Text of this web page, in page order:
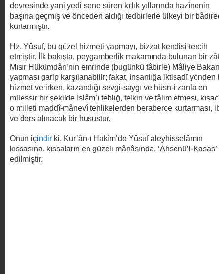
devresinde yani yedi sene süren kıtlık yıllarında hazînenin
başına geçmiş ve önceden aldığı tedbirlerle ülkeyi bir
kurtarmıştır.
Hz. Yûsuf, bu güzel hizmeti yapmayı, bizzat kendisi tercih
etmiştir. İlk bakışta, peygamberlik makamında bulunan bir
Mısır Hükümdârı’nın emrinde (bugünkü tâbirle) Mâliye
yapması garip karşılanabilir; fakat, insanlığa iktisadî yönden
hizmet verirken, kazandığı sevgi-saygı ve hüsn-i zanla en
müessir bir şekilde İslâm’ı tebliğ, telkin ve tâlim etmesi,
o milleti maddî-mânevî tehlikelerden beraberce kurtarması,
ve ders alınacak bir husustur.
Onun içindir ki, Kur’ân-ı Hakîm’de Yûsuf aleyhisselâmın
kıssasına, kıssaların en güzeli mânâsında, ‘Ahsenü’l-
edilmiştir.